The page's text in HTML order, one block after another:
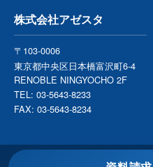
株式会社アゼスタ
〒103-0006
東京都中央区日本橋富沢町6-4
RENOBLE NINGYOCHO 2F
TEL: 03-5643-8233
FAX: 03-5643-8234